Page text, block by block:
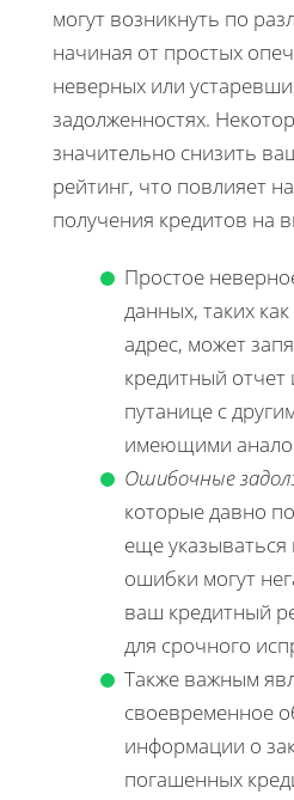
могут возникнуть по
начиная от простых
неверных или
задолженностях.
значительно снизить
рейтинг, что повлияет
получения кредитов на
Простое
данных, таких
адрес, может
кредитный отчет
путанице с
имеющими
Ошибочные
которые давно
еще указываться
ошибки могут
ваш кредитный
для срочного
Также важным
своевременное
информации о
погашенных